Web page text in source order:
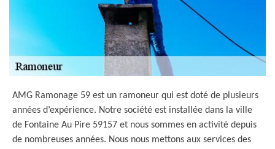
AMG Ramonage 59 est un ramoneur qui est doté de plusieurs
années d’expérience. Notre société est installée dans la ville
de Fontaine Au Pire 59157 et nous sommes en activité depuis
de nombreuses années. Nous nous mettons aux services des